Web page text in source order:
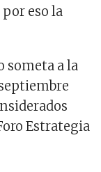
eso la
someta a la
Estrategia